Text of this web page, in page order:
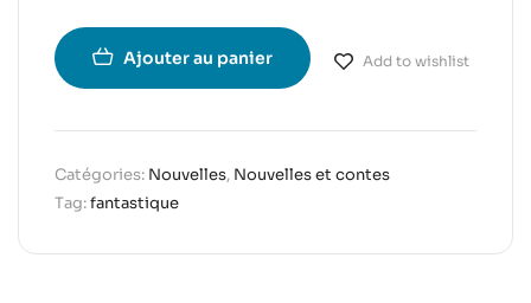
Ajouter au panier Add to wishlist
Catégories: Nouvelles, Nouvelles et contes
Tag:fantastique